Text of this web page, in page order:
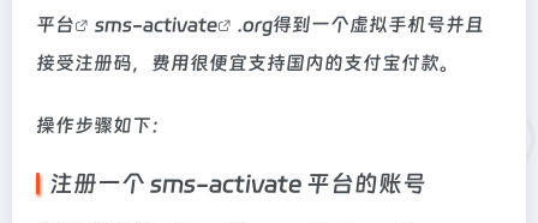
平台
sms-activate
.org得到一个虚拟手机号并且
接受注册码，费用很便宜支持国内的支付宝付款。
操作步骤如下：
注册一个 sms-activate 平台的账号